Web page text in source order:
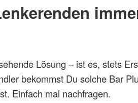
Lösung – ist es, stets
bekommst Du solche Bar
Einfach mal nachfragen.